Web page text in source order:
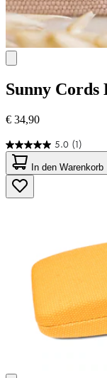
Sunny Cords
€ 34,90
5.0 (1)
5.0
von
5
Sternen.
1
In den Warenkorb